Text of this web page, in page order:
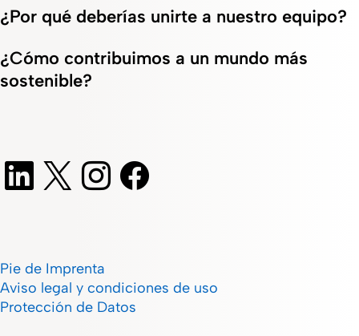
¿Por qué deberías unirte a nuestro equipo?
¿Cómo contribuimos a un mundo más
sostenible?
Pie de Imprenta
Aviso legal y condiciones de uso
Protección de Datos